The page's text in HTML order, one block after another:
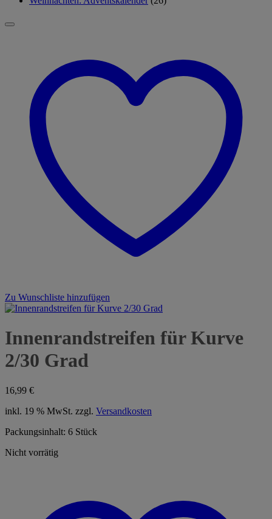
Zu Wunschliste hinzufügen
Innenrandstreifen für Kurve
2/30 Grad
16,99 €
inkl. 19 % MwSt. zzgl. Versandkosten
Packungsinhalt: 6 Stück
Nicht vorrätig